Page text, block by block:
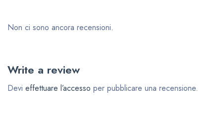
Non ci sono ancora recensioni.
Write a review
Devi effettuare l’accesso per pubblicare una recensione.